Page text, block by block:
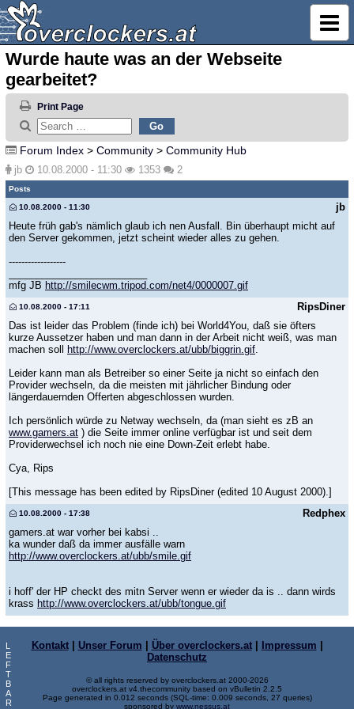
Wurde haute was an der Webseite
gearbeitet?
Print Page
Forum Index > Community > Community Hub
jb 10.08.2000 - 11:30 1353 2
Posts
jb
10.08.2000 - 11:30
Heute früh gab's nämlich glaub ich nen Ausfall. Bin überhaupt micht auf
den Server gekommen, jetzt scheint wieder alles zu gehen.
------------------
mfg JB http://smilecwm.tripod.com/net4/0000007.gif
RipsDiner
10.08.2000 - 17:11
Das ist leider das Problem (finde ich) bei World4You, daß sie öfters
kurze Aussetzer haben und man dann in der Arbeit nicht weiß, was man
machen soll
http://www.overclockers.at/ubb/biggrin.gif.
Leider kann man als Betreiber so einer Seite ja nicht so einfach den
Provider wechseln, da die meisten mit jährlicher Bindung oder
längerdauernden Offerten abgeschlossen wurden.
Ich persönlich würde zu Netway wechseln, da (man sieht es zB an
www.gamers.at ) die Seite immer online verfügbar ist und seit dem
Providerwechsel ich noch nie eine Down-Zeit erlebt habe.
Cya, Rips
[This message has been edited by RipsDiner (edited 10 August 2000).]
Redphex
10.08.2000 - 17:38
gamers.at war vorher bei kabsi ..
ka wunder daß da immer ausfälle warn
http://www.overclockers.at/ubb/smile.gif
i hoff' der HP checkt des mitn Server wenn er wieder da is .. dann wirds
krass http://www.overclockers.at/ubb/tongue.gif
L
E
F
T
B
A
R
Kontakt| Unser Forum Über overclockers.at| Impressum
Datenschutz
© all rights reserved by overclockers.at 2000-2026
overclockers.at v4.thecommunity based on vBulletin 2.2.5
Page generated in 0.012 seconds (SQL-time: 0.009 seconds, 27 queries)
sponsored by www.nessus.at